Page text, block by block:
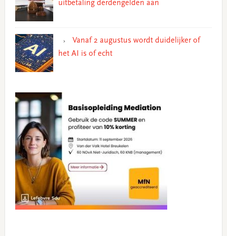
uitbetaling derdengelden aan
Vanaf 2 augustus wordt duidelijker of
het AI is of echt